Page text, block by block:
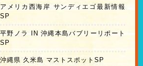
アメリカ西海岸 サンディエゴ最新情報
SP
平野ノラ IN 沖縄本島バブリーリポート
SP
沖縄県 久米島 マストスポットSP